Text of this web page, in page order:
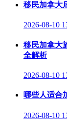
移民加拿大
2026-08-10
移民加拿大
全解析
2026-08-10
哪些人适合
2026-08-10